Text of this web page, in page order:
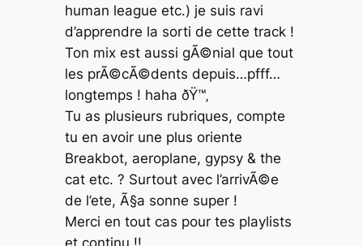
human league etc.) je suis ravi
d’apprendre la sorti de cette track !
Ton mix est aussi gÃ©nial que tout
les prÃ©cÃ©dents depuis…pfff…
longtemps ! haha ðŸ™‚
Tu as plusieurs rubriques, compte
tu en avoir une plus oriente
Breakbot, aeroplane, gypsy & the
cat etc. ? Surtout avec l’arrivÃ©e
de l’ete, Ã§a sonne super !
Merci en tout cas pour tes playlists